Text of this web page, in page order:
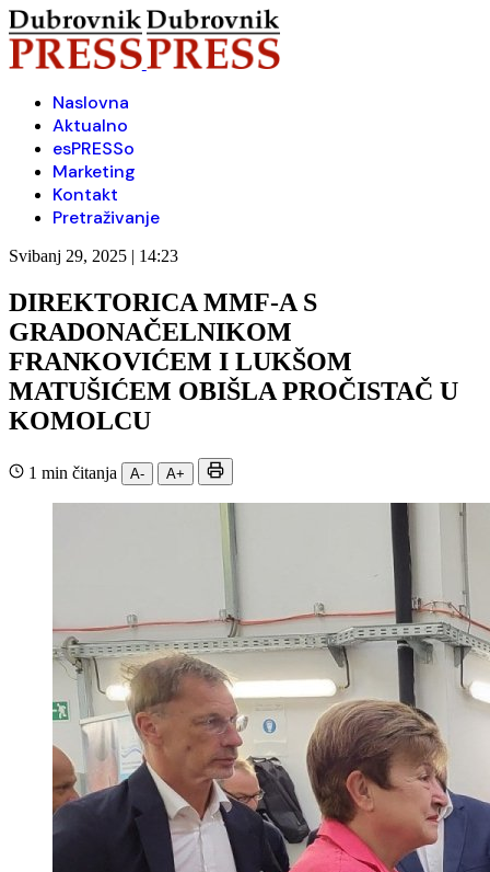
Naslovna
Aktualno
esPRESSo
Marketing
Kontakt
Pretraživanje
Svibanj 29, 2025 | 14:23
DIREKTORICA MMF-A S
GRADONAČELNIKOM
FRANKOVIĆEM I LUKŠOM
MATUŠIĆEM OBIŠLA PROČISTAČ U
KOMOLCU
1 min čitanja A- A+